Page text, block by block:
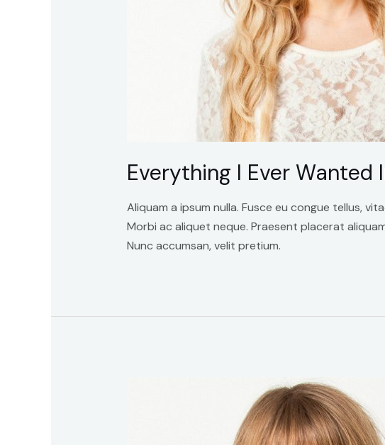
Everything I Ever Wanted
Aliquam a ipsum nulla. Fusce eu congue tellus,
Morbi ac aliquet neque. Praesent placerat
Nunc accumsan, velit pretium.